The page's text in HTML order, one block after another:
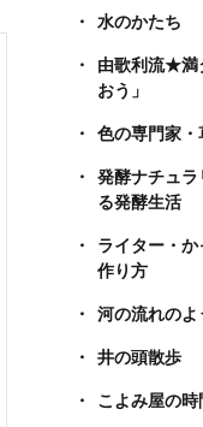
水のかたち
由歌利流★満
おう」
色の専門家
発酵ナチュ
る発酵生活
ライター・
作り方
河の流れのよ
井の頭散歩
こよみ屋の時